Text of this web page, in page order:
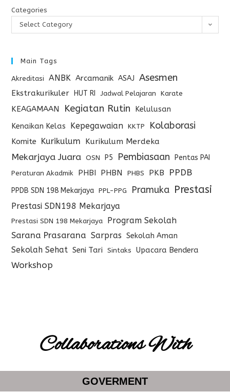
Categories
Select Category
Main Tags
Akreditasi ANBK Arcamanik ASAJ Asesmen
Ekstrakurikuler HUT RI Jadwal Pelajaran Karate
KEAGAMAAN Kegiatan Rutin
Kelulusan
Kenaikan Kelas
Kepegawaian KKTP Kolaborasi
Komite Kurikulum Kurikulum Merdeka
Mekarjaya Juara OSN P5 Pembiasaan Pentas PAI
Peraturan Akadmik PHBI PHBN PHBS PKB PPDB
PPDB SDN 198 Mekarjaya PPL-PPG Pramuka Prestasi
Prestasi SDN198 Mekarjaya
Prestasi SDN 198 Mekarjaya
Program Sekolah
Sarana Prasarana Sarpras Sekolah Aman
Sekolah Sehat Seni Tari Sintaks Upacara Bendera
Workshop
Collaborations With
GOVERMENT